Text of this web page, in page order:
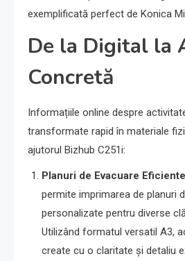
exemplificată perfect de Konica
De la Digital la
Concretă
Informațiile online despre
transformate rapid în materiale
ajutorul Bizhub C251i:
Planuri de Evacuare Eficiente
permite imprimarea de planuri
personalizate pentru diverse
Utilizând formatul versatil A3,
create cu o claritate și detaliu